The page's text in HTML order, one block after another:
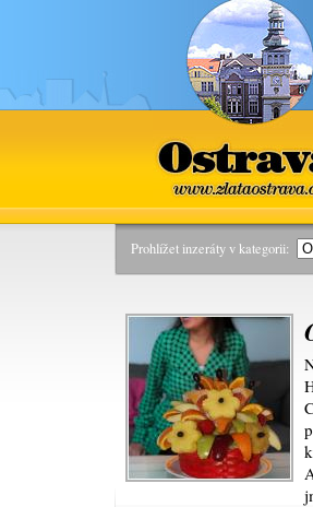
Ostrava
Prohlížet inzeráty v kategorii: